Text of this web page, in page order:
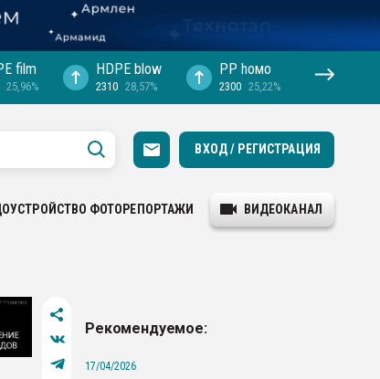
film
25,96%
HDPE blow
2310 28,57%
PP hомо
2300 25,22%
ВХОД / РЕГИСТРАЦИЯ
ФОТОРЕПОРТАЖИ ВИДЕОКАНАЛ
Рекомендуемое:
17/04/2026